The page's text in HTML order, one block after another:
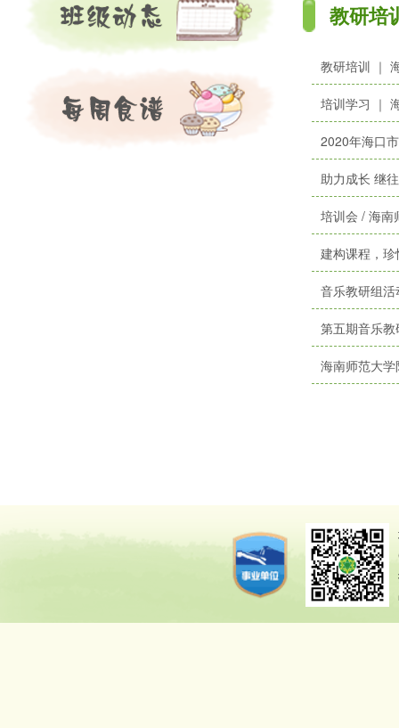
教研培
教研培训 ｜
培训学习 ｜
2020年海口
助力成长 继
培训会 / 海南
建构课程，
音乐教研组活
第五期音乐教
海南师范大